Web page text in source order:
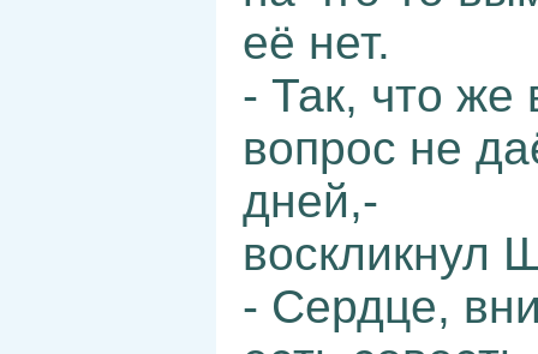
её нет.
- Так, что же
вопрос не
дней,-
воскликнул
- Сердце,